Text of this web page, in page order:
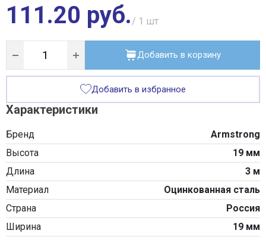
и паспорта носят справочный характер и основываются на последних
доступных сведениях от производителя. Производитель оставляет
за собой право изменить параметры без предварительного
офертой.
111.20 руб./ 1 шт
Добавить в корзину
Добавить в избранное
Характеристики
Бренд
Armstrong
Высота
19 мм
Длина
3 м
Материал
Оцинкованная сталь
Страна
Россия
Ширина
19 мм